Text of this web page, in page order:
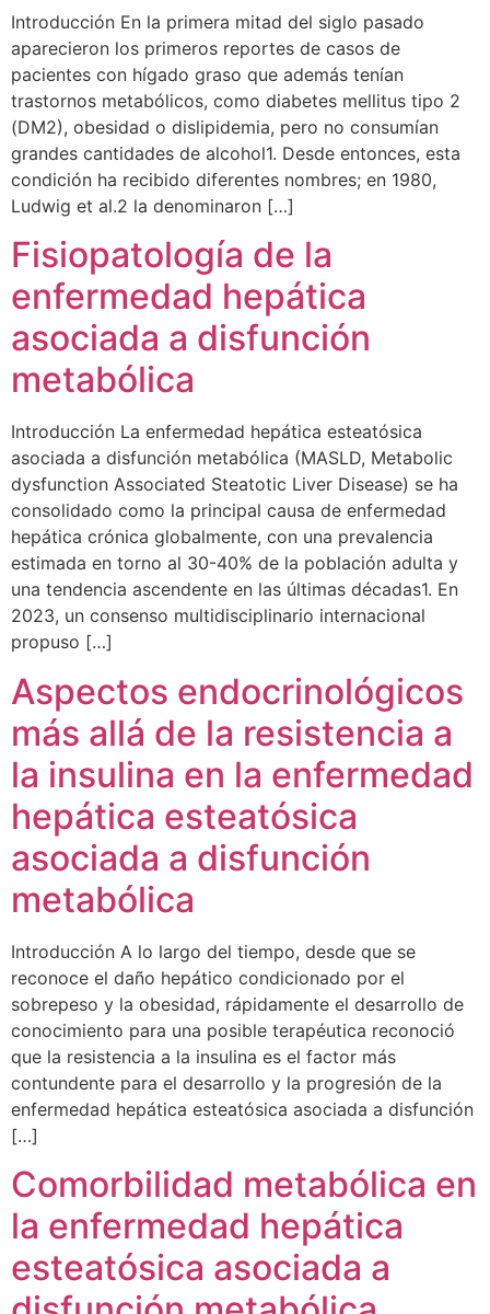
Introducción En la primera mitad del siglo pasado
aparecieron los primeros reportes de casos de
pacientes con hígado graso que además tenían
trastornos metabólicos, como diabetes mellitus tipo 2
(DM2), obesidad o dislipidemia, pero no consumían
grandes cantidades de alcohol1. Desde entonces, esta
condición ha recibido diferentes nombres; en 1980,
Ludwig et al.2 la denominaron […]
Fisiopatología de la
enfermedad hepática
asociada a disfunción
metabólica
Introducción La enfermedad hepática esteatósica
asociada a disfunción metabólica (MASLD, Metabolic
dysfunction Associated Steatotic Liver Disease) se ha
consolidado como la principal causa de enfermedad
hepática crónica globalmente, con una prevalencia
estimada en torno al 30-40% de la población adulta y
una tendencia ascendente en las últimas décadas1. En
2023, un consenso multidisciplinario internacional
propuso […]
Aspectos endocrinológicos
más allá de la resistencia a
la insulina en la enfermedad
hepática esteatósica
asociada a disfunción
metabólica
Introducción A lo largo del tiempo, desde que se
reconoce el daño hepático condicionado por el
sobrepeso y la obesidad, rápidamente el desarrollo de
conocimiento para una posible terapéutica reconoció
que la resistencia a la insulina es el factor más
contundente para el desarrollo y la progresión de la
enfermedad hepática esteatósica asociada a disfunción
[…]
Comorbilidad metabólica en
la enfermedad hepática
esteatósica asociada a